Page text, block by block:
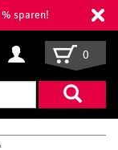
sparen!
Suchbegriff
eingeben
0